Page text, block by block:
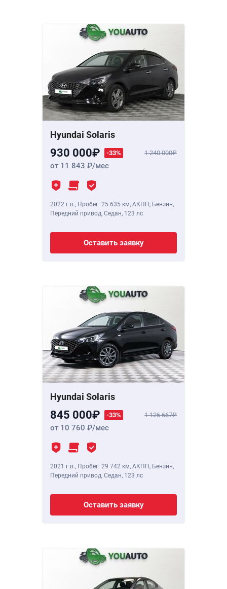
Hyundai Solaris
930 000 -33% 1 240 000
от 11 843 /мес
2022 г.в., Пробег: 25 635 км, АКПП, Бензин,
Передний привод, Седан, 123 лс
Оставить заявку
Hyundai Solaris
845 000 -33% 1 126 667
от 10 760 /мес
2021 г.в., Пробег: 29 742 км, АКПП, Бензин,
Передний привод, Седан, 123 лс
Оставить заявку